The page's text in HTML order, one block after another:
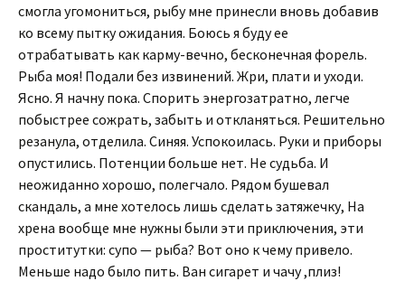
смогла угомониться, рыбу мне принесли вновь добавив
ко всему пытку ожидания. Боюсь я буду ее
отрабатывать как карму-вечно, бесконечная форель.
Рыба моя! Подали без извинений. Жри, плати и уходи.
Ясно. Я начну пока. Спорить энергозатратно, легче
побыстрее сожрать, забыть и откланяться. Решительно
резанула, отделила. Синяя. Успокоилась. Руки и приборы
опустились. Потенции больше нет. Не судьба. И
неожиданно хорошо, полегчало. Рядом бушевал
скандаль, а мне хотелось лишь сделать затяжечку, На
хрена вообще мне нужны были эти приключения, эти
проститутки: супо — рыба? Вот оно к чему привело.
Меньше надо было пить. Ван сигарет и чачу ,плиз!